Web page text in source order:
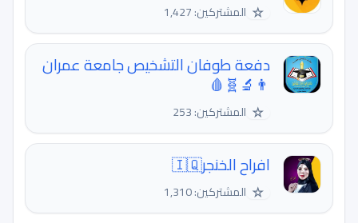
☆ المشتركين: 1,427
دفعة طوفان التشخيص جامعة عمران
👨‍🔬🧬🩸
☆ المشتركين: 253
افراح الخنجر🇮🇶
☆ المشتركين: 1,310